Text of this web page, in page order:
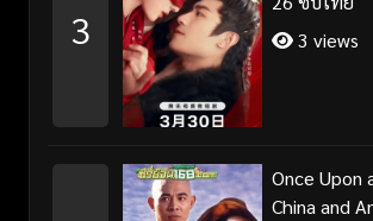
3
3 views
Once Upon
China and